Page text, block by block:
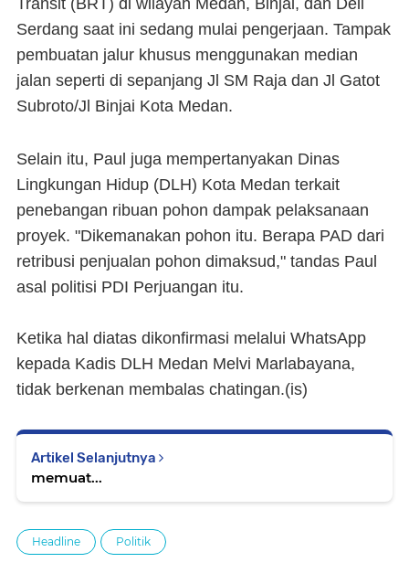
Transit (BRT) di wilayah Medan, Binjai, dan Deli
Serdang saat ini sedang mulai pengerjaan. Tampak
pembuatan jalur khusus menggunakan median
jalan seperti di sepanjang Jl SM Raja dan Jl Gatot
Subroto/Jl Binjai Kota Medan.
Selain itu, Paul juga mempertanyakan Dinas
Lingkungan Hidup (DLH) Kota Medan terkait
penebangan ribuan pohon dampak pelaksanaan
proyek. "Dikemanakan pohon itu. Berapa PAD dari
retribusi penjualan pohon dimaksud," tandas Paul
asal politisi PDI Perjuangan itu.
Ketika hal diatas dikonfirmasi melalui WhatsApp
kepada Kadis DLH Medan Melvi Marlabayana,
tidak berkenan membalas chatingan.(is)
Artikel Selanjutnya
memuat...
Headline Politik